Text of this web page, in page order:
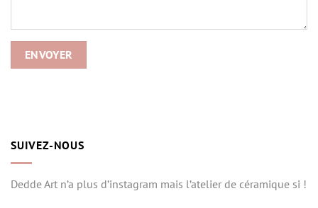
SUIVEZ-NOUS
Dedde Art n’a plus d’instagram mais l’atelier de céramique si !